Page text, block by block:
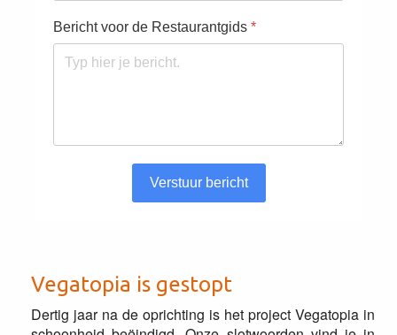
Bericht voor de Restaurantgids *
Verstuur bericht
Vegatopia is gestopt
Dertig jaar na de oprichting is het project Vegatopia in